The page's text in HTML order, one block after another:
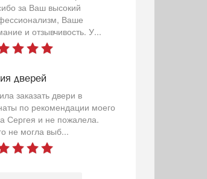
за Ваш высокий
Ваше
и отзывчивость. У...
дверей
заказать двери в
по рекомендации моего
Сергея и не пожалела.
не могла выб...